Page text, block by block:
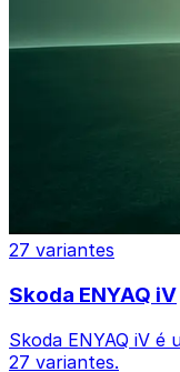
27 variantes
Skoda ENYAQ iV
Skoda ENYAQ iV é
27 variantes.